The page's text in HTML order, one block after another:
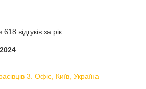
відгуків за рік
3. Офіс, Київ, Україна